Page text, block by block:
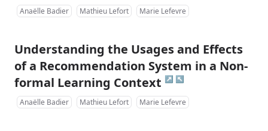
Anaëlle Badier Mathieu Lefort Marie Lefevre
Understanding the Usages and Effects
of a Recommendation System in a Non-
formal Learning Context ↗ ↖
Anaëlle Badier Mathieu Lefort Marie Lefevre